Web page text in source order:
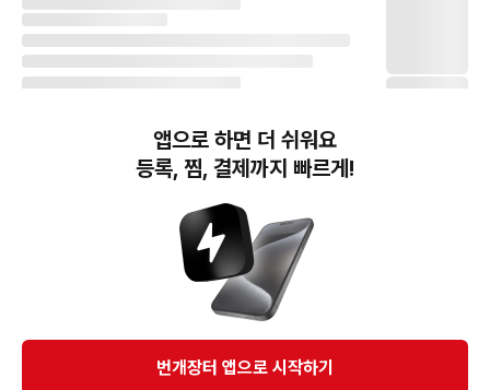
번개장터(주) 사업자정보, 이용약관 및 기타 법적고지
번개장터㈜는 통신판매중개자이며, 통신판매의 당사자가 아닙니다. 전자상거래 등에서의
소비자보호에 관한 법률 등 관련 법령 및 번개장터㈜의 약관에 따라 상품, 상품정보, 거래에 관한 책임은
개별 판매자에게 귀속하고, 번개장터㈜는 원칙적으로 회원간 거래에 대하여 책임을 지지 않습니다.
다만, 번개장터㈜가 직접 판매하는 상품에 대한 책임은 번개장터㈜에게 귀속합니다.
앱으로 하면 더 쉬워요
등록, 찜, 결제까지 빠르게!
번개장터 앱으로 시작하기